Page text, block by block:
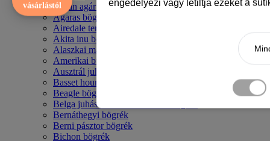
Afgán agár bögrék
Agaras bögrék
Airedale terrier mintás bögre
Akita inu bögrék
Alaszkai malamut bögrék
Amerikai bulldog mintás bögrék
Ausztrál juhászkutya bögrék
Basset hound mintás bögrék
Beagle bögrék
Belga juhász - malinois mintás bögrék
Bernáthegyi bögrék
Berni pásztor bögrék
Bichon bögrék
vásárlástól
engedélyezi vagy letiltja ezeket a